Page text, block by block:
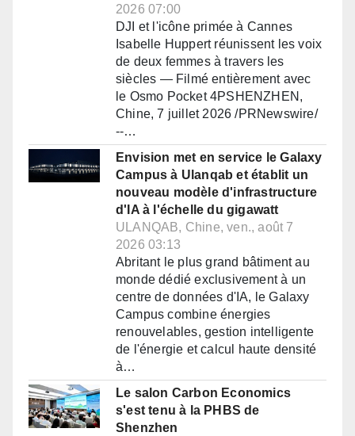
2026 07:00
DJI et l'icône primée à Cannes
Isabelle Huppert réunissent les voix
de deux femmes à travers les
siècles — Filmé entièrement avec
le Osmo Pocket 4PSHENZHEN,
Chine, 7 juillet 2026 /PRNewswire/
--…
Envision met en service le Galaxy
Campus à Ulanqab et établit un
nouveau modèle d'infrastructure
d'IA à l'échelle du gigawatt
ULANQAB, Chine, ven., août 7
2026 03:13
Abritant le plus grand bâtiment au
monde dédié exclusivement à un
centre de données d'IA, le Galaxy
Campus combine énergies
renouvelables, gestion intelligente
de l'énergie et calcul haute densité
à…
Le salon Carbon Economics
s'est tenu à la PHBS de
Shenzhen